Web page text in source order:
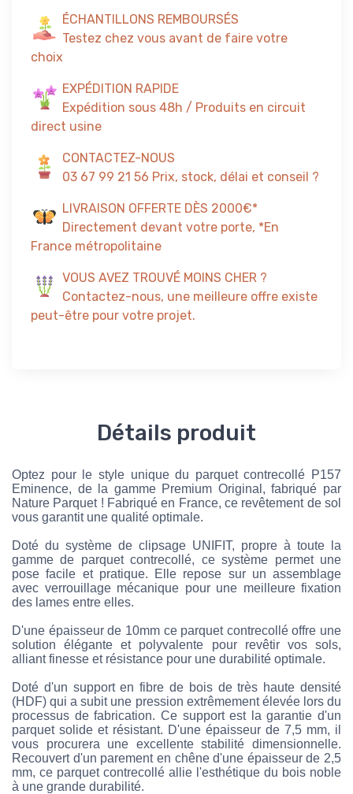
ÉCHANTILLONS REMBOURSÉS
Testez chez vous avant de faire votre
choix
EXPÉDITION RAPIDE
Expédition sous 48h / Produits en circuit
direct usine
CONTACTEZ-NOUS
03 67 99 21 56 Prix, stock, délai et conseil ?
LIVRAISON OFFERTE DÈS 2000€*
Directement devant votre porte, *En
France métropolitaine
VOUS AVEZ TROUVÉ MOINS CHER ?
Contactez-nous, une meilleure offre existe
peut-être pour votre projet.
Détails produit
Optez pour le style unique du parquet contrecollé P157
Eminence, de la gamme Premium Original, fabriqué par
Nature Parquet ! Fabriqué en France, ce revêtement de sol
vous garantit une qualité optimale.
Doté du système de clipsage UNIFIT, propre à toute la
gamme de parquet contrecollé, ce système permet une
pose facile et pratique. Elle repose sur un assemblage
avec verrouillage mécanique pour une meilleure fixation
des lames entre elles.
D'une épaisseur de 10mm ce parquet contrecollé offre une
solution élégante et polyvalente pour revêtir vos sols,
alliant finesse et résistance pour une durabilité optimale.
Doté d'un support en fibre de bois de très haute densité
(HDF) qui a subit une pression extrêmement élevée lors du
processus de fabrication. Ce support est la garantie d'un
parquet solide et résistant. D'une épaisseur de 7,5 mm, il
vous procurera une excellente stabilité dimensionnelle.
Recouvert d'un parement en chêne d'une épaisseur de 2,5
mm, ce parquet contrecollé allie l'esthétique du bois noble
à une grande durabilité.